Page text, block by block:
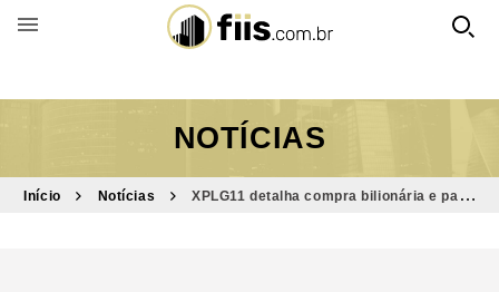
BUSCAR POR FUNDO
NOTÍCIAS
Início Notícias
XPLG11 detalha compra bilionária e paga